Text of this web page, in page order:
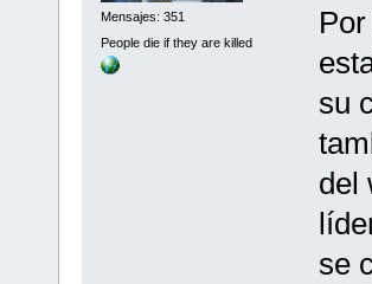
Mensajes: 351
People die if they are killed
su
del
se